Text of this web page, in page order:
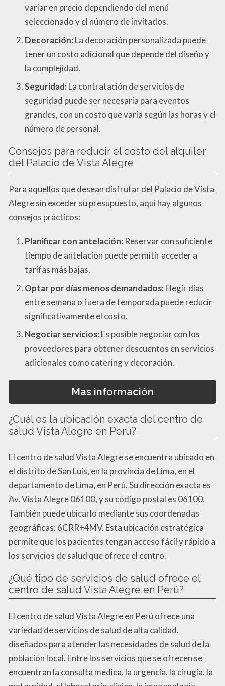
variar en precio dependiendo del menú
seleccionado y el número de invitados.
Decoración: La decoración personalizada puede
tener un costo adicional que depende del diseño y
la complejidad.
Seguridad: La contratación de servicios de
seguridad puede ser necesaria para eventos
grandes, con un costo que varía según las horas y el
número de personal.
Consejos para reducir el costo del alquiler
del Palacio de Vista Alegre
Para aquellos que desean disfrutar del Palacio de Vista
Alegre sin exceder su presupuesto, aquí hay algunos
consejos prácticos:
Planificar con antelación: Reservar con suficiente
tiempo de antelación puede permitir acceder a
tarifas más bajas.
Optar por días menos demandados: Elegir días
entre semana o fuera de temporada puede reducir
significativamente el costo.
Negociar servicios: Es posible negociar con los
proveedores para obtener descuentos en servicios
adicionales como catering y decoración.
Mas información
¿Cuál es la ubicación exacta del centro de
salud Vista Alegre en Perú?
El centro de salud Vista Alegre se encuentra ubicado en
el distrito de San Luis, en la provincia de Lima, en el
departamento de Lima, en Perú. Su dirección exacta es
Av. Vista Alegre 06100, y su código postal es 06100.
También puede ubicarlo mediante sus coordenadas
geográficas: 6CRR+4MV. Esta ubicación estratégica
permite que los pacientes tengan acceso fácil y rápido a
los servicios de salud que ofrece el centro.
¿Qué tipo de servicios de salud ofrece el
centro de salud Vista Alegre en Perú?
El centro de salud Vista Alegre en Perú ofrece una
variedad de servicios de salud de alta calidad,
diseñados para atender las necesidades de salud de la
población local. Entre los servicios que se ofrecen se
encuentran la consulta médica, la urgencia, la cirugía, la